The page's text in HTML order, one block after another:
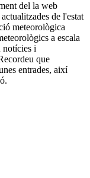
del la web
de l'estat
meteorològica
a escala
notícies i
que
entrades, així